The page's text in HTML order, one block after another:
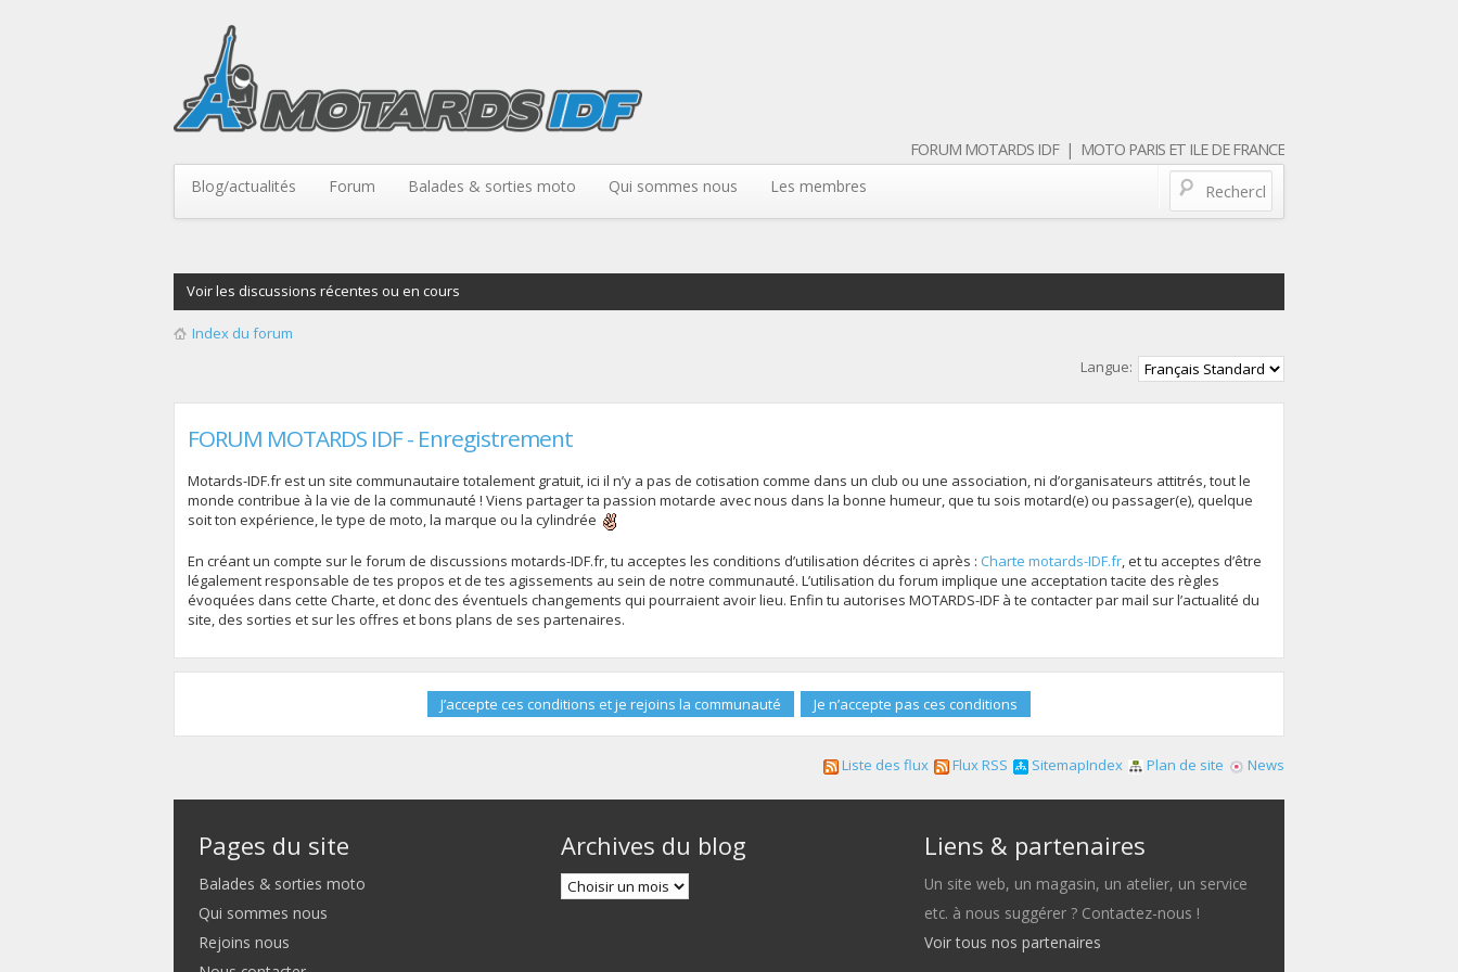
FORUM MOTARDS IDF | MOTO PARIS ET ILE DE FRANCE
Blog/actualités Forum Balades & sorties moto Qui sommes nous Les membres
Voir les discussions récentes ou en cours
Index du forum
Langue:
FORUM MOTARDS IDF - Enregistrement
Motards-IDF.fr est un site communautaire totalement gratuit, ici il n’y a pas de cotisation comme dans un club ou une association, ni d’organisateurs attitrés, tout le
monde contribue à la vie de la communauté ! Viens partager ta passion motarde avec nous dans la bonne humeur, que tu sois motard(e) ou passager(e), quelque
soit ton expérience, le type de moto, la marque ou la cylindrée
En créant un compte sur le forum de discussions motards-IDF.fr, tu acceptes les conditions d’utilisation décrites ci après : Charte motards-IDF.fr, et tu acceptes d’être
légalement responsable de tes propos et de tes agissements au sein de notre communauté. L’utilisation du forum implique une acceptation tacite des règles
évoquées dans cette Charte, et donc des éventuels changements qui pourraient avoir lieu. Enfin tu autorises MOTARDS-IDF à te contacter par mail sur l’actualité du
site, des sorties et sur les offres et bons plans de ses partenaires.
News
Plan de site
SitemapIndex
Flux RSS
Liste des flux
Pages du site
Balades & sorties moto
Qui sommes nous
Rejoins nous
Archives du blog Liens & partenaires
Un site web, un magasin, un atelier, un service
etc. à nous suggérer ? Contactez-nous !
Voir tous nos partenaires